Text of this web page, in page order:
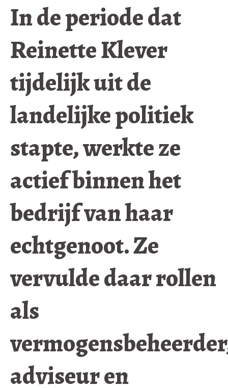
In de periode dat
Reinette Klever
tijdelijk uit de
landelijke politiek
stapte, werkte ze
actief binnen het
bedrijf van haar
echtgenoot. Ze
vervulde daar rollen
als
adviseur en